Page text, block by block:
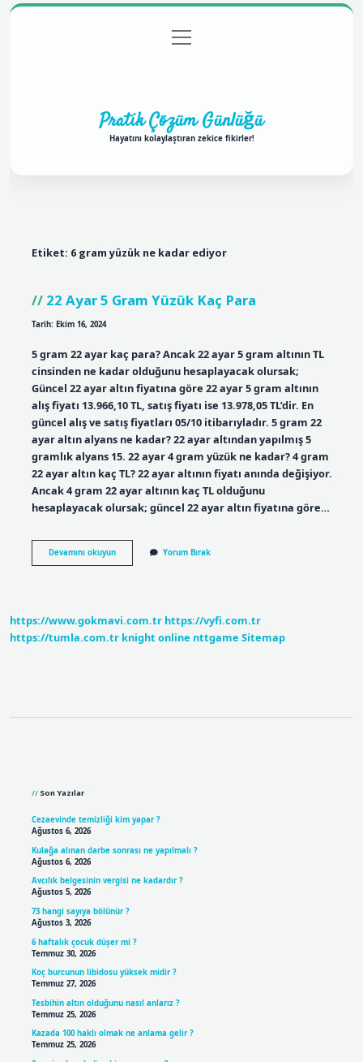
Gizlilik Politikası
menüyü
aç
Pratik Çözüm Günlüğü
Hayatını kolaylaştıran zekice fikirler!
Etiket: 6 gram yüzük ne kadar ediyor
22 Ayar 5 Gram Yüzük Kaç Para
Tarih: Ekim 16, 2024
5 gram 22 ayar kaç para? Ancak 22 ayar 5 gram altının TL
cinsinden ne kadar olduğunu hesaplayacak olursak;
Güncel 22 ayar altın fiyatına göre 22 ayar 5 gram altının
alış fiyatı 13.966,10 TL, satış fiyatı ise 13.978,05 TL’dir. En
güncel alış ve satış fiyatları 05/10 itibarıyladır. 5 gram 22
ayar altın alyans ne kadar? 22 ayar altından yapılmış 5
gramlık alyans 15. 22 ayar 4 gram yüzük ne kadar? 4 gram
22 ayar altın kaç TL? 22 ayar altının fiyatı anında değişiyor.
Ancak 4 gram 22 ayar altının kaç TL olduğunu
hesaplayacak olursak; güncel 22 ayar altın fiyatına göre…
Devamını okuyun22
Ayar
Para
Yorum Bırak
https://www.gokmavi.com.tr https://vyfi.com.tr
https://tumla.com.tr knight online nttgame Sitemap
Son Yazılar
Cezaevinde temizliği kim yapar ?
Ağustos 6, 2026
Kulağa alınan darbe sonrası ne yapılmalı ?
Ağustos 6, 2026
Avcılık belgesinin vergisi ne kadardır ?
Ağustos 5, 2026
73 hangi sayıya bölünür ?
Ağustos 3, 2026
6 haftalık çocuk düşer mi ?
Temmuz 30, 2026
Koç burcunun libidosu yüksek midir ?
Temmuz 27, 2026
Tesbihin altın olduğunu nasıl anlarız ?
Temmuz 25, 2026
Kazada 100 haklı olmak ne anlama gelir ?
Temmuz 25, 2026